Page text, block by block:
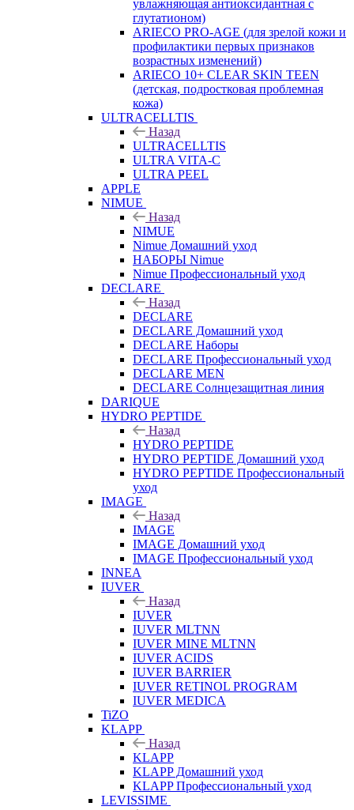
увлажняющая антиоксидантная с
глутатионом)
ARIECO PRO-AGE (для зрелой кожи и
профилактики первых признаков
возрастных изменений)
ARIECO 10+ CLEAR SKIN TEEN
(детская, подростковая проблемная
кожа)
ULTRACELLTIS
Назад
ULTRACELLTIS
ULTRA VITA-C
ULTRA PEEL
APPLE
NIMUE
Назад
NIMUE
Nimue Домашний уход
НАБОРЫ Nimue
Nimue Профессиональный уход
DECLARE
Назад
DECLARE
DECLARE Домашний уход
DECLARE Наборы
DECLARE Профессиональный уход
DECLARE MEN
DECLARE Солнцезащитная линия
DARIQUE
HYDRO PEPTIDE
Назад
HYDRO PEPTIDE
HYDRO PEPTIDE Домашний уход
HYDRO PEPTIDE Профессиональный
уход
IMAGE
Назад
IMAGE
IMAGE Домашний уход
IMAGE Профессиональный уход
INNEA
IUVER
Назад
IUVER
IUVER MLTNN
IUVER MINE MLTNN
IUVER ACIDS
IUVER BARRIER
IUVER RETINOL PROGRAM
IUVER MEDICA
TiZO
KLAPP
Назад
KLAPP
KLAPP Домашний уход
KLAPP Профессиональный уход
LEVISSIME